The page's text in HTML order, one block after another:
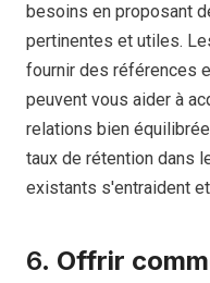
besoins en proposant
pertinentes et utiles.
fournir des références
peuvent vous aider à
relations bien
taux de rétention dans
existants s'entraident
6. Offrir